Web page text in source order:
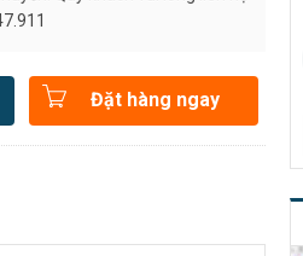
Đặt hàng ngay